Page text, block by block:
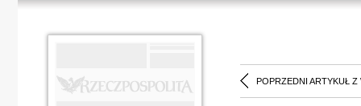
POPRZEDNI ARTYKUŁ Z